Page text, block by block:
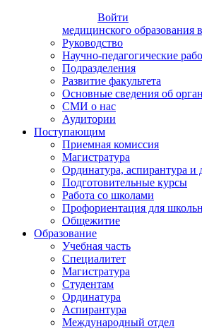
Войти
медицинского
Руководство
Научно-педагогические
Подразделения
Развитие факультета
Основные сведения об
СМИ о нас
Аудитории
Поступающим
Приемная комиссия
Магистратура
Ординатура, аспирантура и
Подготовительные курсы
Работа со школами
Профориентация для
Общежитие
Образование
Учебная часть
Специалитет
Магистратура
Студентам
Ординатура
Аспирантура
Международный отдел